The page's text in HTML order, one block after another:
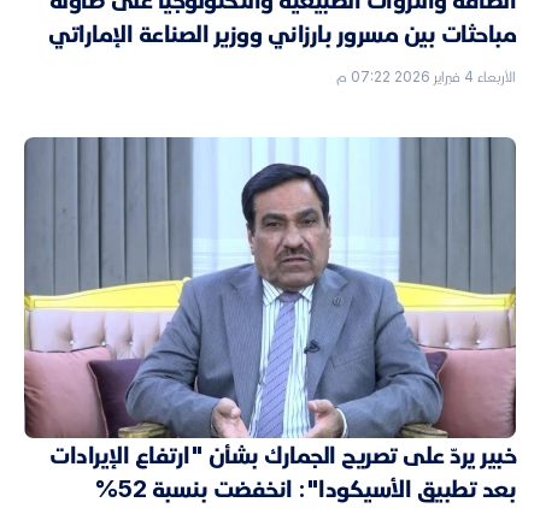
مباحثات بين مسرور بارزاني ووزير الصناعة الإماراتي
الأربعاء 4 فبراير 2026 07:22 م
خبير يردّ على تصريح الجمارك بشأن "ارتفاع الإيرادات
بعد تطبيق الأسيكودا": انخفضت بنسبة 52%